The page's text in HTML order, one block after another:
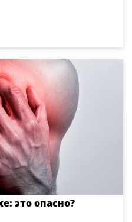
это опасно?